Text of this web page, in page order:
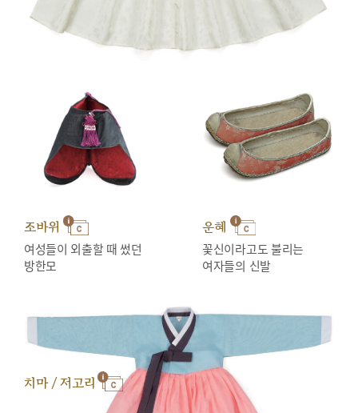
조바위
여성들이 외출할 때 썼던
방한모
운혜
꽃신이라고도 불리는
여자들의 신발
치마 / 저고리